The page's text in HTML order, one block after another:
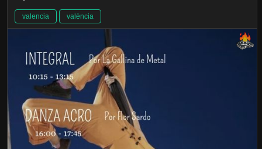
valencia valència